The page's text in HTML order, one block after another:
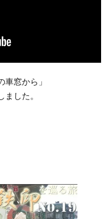
窓から」
した。